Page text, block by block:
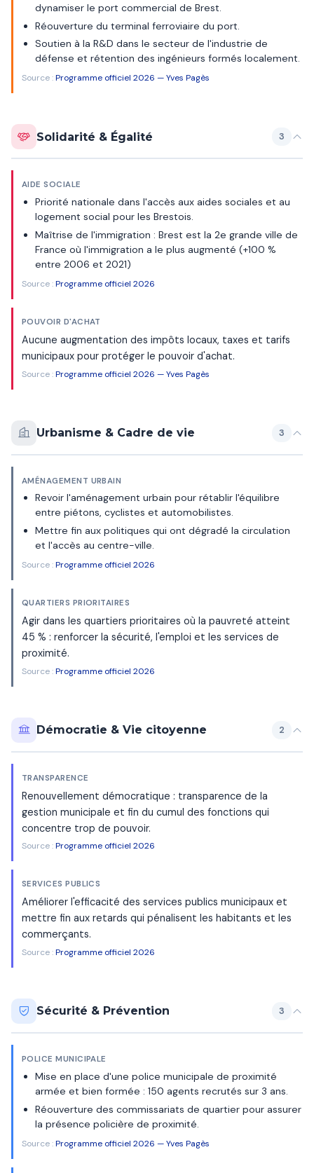
dynamiser le port commercial de Brest.
Réouverture du terminal ferroviaire du port.
Soutien à la R&D dans le secteur de l'industrie de
défense et rétention des ingénieurs formés localement.
Source :Programme officiel 2026 — Yves Pagès
Solidarité & Égalité 3
AIDE SOCIALE
Priorité nationale dans l'accès aux aides sociales et au
logement social pour les Brestois.
Maîtrise de l'immigration : Brest est la 2e grande ville de
France où l'immigration a le plus augmenté (+100 %
entre 2006 et 2021)
Source :Programme officiel 2026
POUVOIR D'ACHAT
Aucune augmentation des impôts locaux, taxes et tarifs
municipaux pour protéger le pouvoir d'achat.
Source :Programme officiel 2026 — Yves Pagès
Urbanisme & Cadre de vie 3
AMÉNAGEMENT URBAIN
Revoir l'aménagement urbain pour rétablir l'équilibre
entre piétons, cyclistes et automobilistes.
Mettre fin aux politiques qui ont dégradé la circulation
et l'accès au centre-ville.
Source :Programme officiel 2026
QUARTIERS PRIORITAIRES
Agir dans les quartiers prioritaires où la pauvreté atteint
45 % : renforcer la sécurité, l'emploi et les services de
proximité.
Source :Programme officiel 2026
Démocratie & Vie citoyenne 2
TRANSPARENCE
Renouvellement démocratique : transparence de la
gestion municipale et fin du cumul des fonctions qui
concentre trop de pouvoir.
Source :Programme officiel 2026
SERVICES PUBLICS
Améliorer l'efficacité des services publics municipaux et
mettre fin aux retards qui pénalisent les habitants et les
commerçants.
Source :Programme officiel 2026
Sécurité & Prévention 3
POLICE MUNICIPALE
Mise en place d'une police municipale de proximité
armée et bien formée : 150 agents recrutés sur 3 ans.
Réouverture des commissariats de quartier pour assurer
la présence policière de proximité.
Source :Programme officiel 2026 — Yves Pagès